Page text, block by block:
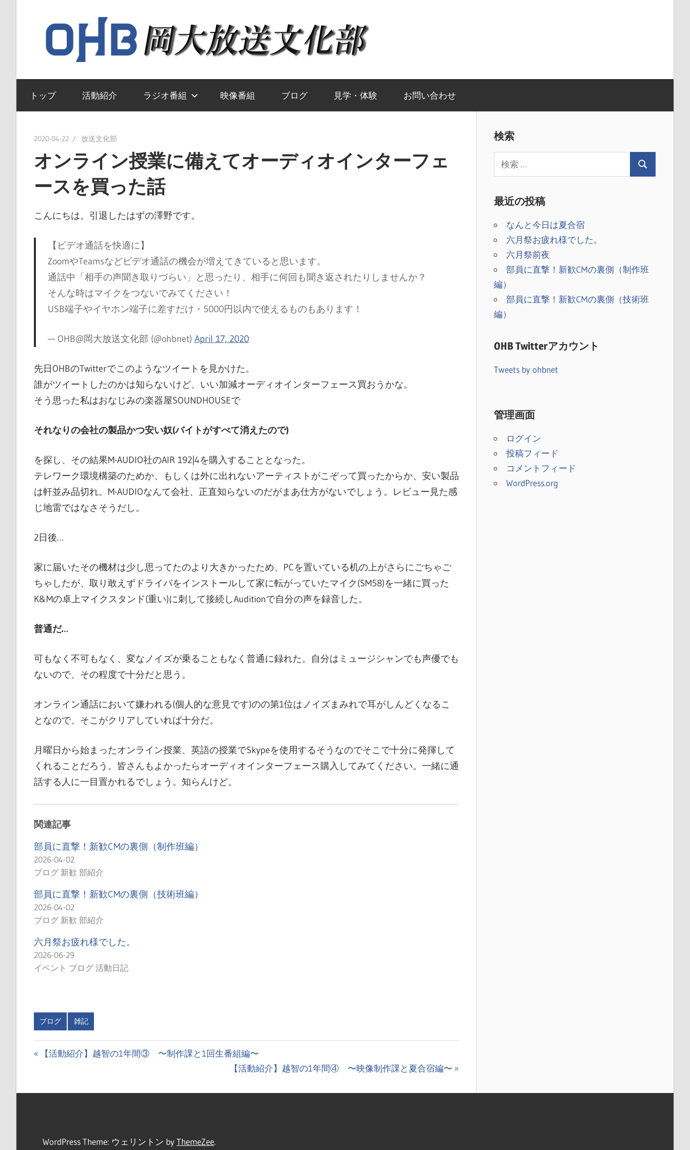
へ
キ
（OHB）
岡
山
大
送
文
化
部
ウ
ペ
ー
ジ
トップ 活動紹介 ラジオ番組 映像番組 ブログ 見学・体験 お問い合わせ
2020-04-22 放送文化部
オンライン授業に備えてオーディオインターフェ
ースを買った話
こんにちは。引退したはずの澤野です。
【ビデオ通話を快適に】
ZoomやTeamsなどビデオ通話の機会が増えてきていると思います。
通話中「相手の声聞き取りづらい」と思ったり、相手に何回も聞き返されたりしませんか？
そんな時はマイクをつないでみてください！
USB端子やイヤホン端子に差すだけ・5000円以内で使えるものもあります！
— OHB@岡大放送文化部 (@ohbnet) April 17, 2020
先日OHBのTwitterでこのようなツイートを見かけた。
誰がツイートしたのかは知らないけど、いい加減オーディオインターフェース買おうかな。
そう思った私はおなじみの楽器屋SOUNDHOUSEで
それなりの会社の製品かつ安い奴(バイトがすべて消えたので)
を探し、その結果M-AUDIO社のAIR 192|4を購入することとなった。
テレワーク環境構築のためか、もしくは外に出れないアーティストがこぞって買ったからか、安い製品
は軒並み品切れ。M-AUDIOなんて会社、正直知らないのだがまあ仕方がないでしょう。レビュー見た感
じ地雷ではなさそうだし。
2日後…
家に届いたその機材は少し思ってたのより大きかったため、PCを置いている机の上がさらにごちゃご
ちゃしたが、取り敢えずドライバをインストールして家に転がっていたマイク(SM58)を一緒に買った
K&Mの卓上マイクスタンド(重い)に刺して接続しAuditionで自分の声を録音した。
普通だ…
可もなく不可もなく、変なノイズが乗ることもなく普通に録れた。自分はミュージシャンでも声優でも
ないので、その程度で十分だと思う。
オンライン通話において嫌われる(個人的な意見です)のの第1位はノイズまみれで耳がしんどくなるこ
となので、そこがクリアしていれば十分だ。
月曜日から始まったオンライン授業、英語の授業でSkypeを使用するそうなのでそこで十分に発揮して
くれることだろう。皆さんもよかったらオーディオインターフェース購入してみてください。一緒に通
話する人に一目置かれるでしょう。知らんけど。
関連記事
部員に直撃！新歓CMの裏側（制作班編）
2026-04-02
ブログ 新歓 部紹介
部員に直撃！新歓CMの裏側（技術班編）
2026-04-02
ブログ 新歓 部紹介
六月祭お疲れ様でした。
2026-06-29
イベント ブログ 活動日記
ブログ 雑記
投
ナ
ゲ
前【活動紹介】越智の1年間③ 〜制作課と1回生番組編〜
次【活動紹介】越智の1年間④ 〜映像制作課と夏合宿編〜
検索
最近の投稿
なんと今日は夏合宿
六月祭お疲れ様でした。
六月祭前夜
部員に直撃！新歓CMの裏側（制作班
編）
部員に直撃！新歓CMの裏側（技術班
編）
OHB Twitterアカウント
Tweets by ohbnet
管理画面
ログイン
投稿フィード
コメントフィード
WordPress.org
WordPress Theme: ウェリントン byThemeZee.